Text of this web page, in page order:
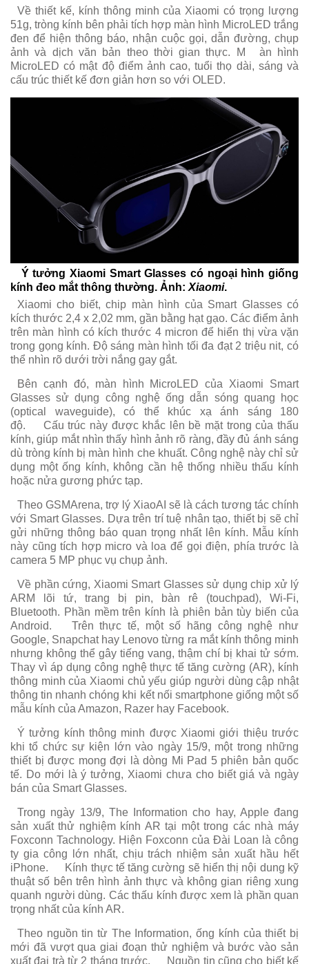
Về thiết kế, kính thông minh của Xiaomi có trọng lượng
51g, tròng kính bên phải tích hợp màn hình MicroLED trắng
đen để hiện thông báo, nhận cuộc gọi, dẫn đường, chụp
ảnh và dịch văn bản theo thời gian thực. M
àn hình
MicroLED có mật độ điểm ảnh cao, tuổi thọ dài, sáng và
cấu trúc thiết kế đơn giản hơn so với OLED.
Ý tưởng Xiaomi Smart Glasses có ngoại hình giống
kính đeo mắt thông thường. Ảnh: Xiaomi.
Xiaomi cho biết, chip màn hình của Smart Glasses có
kích thước 2,4 x 2,02 mm, gần bằng hạt gạo. Các điểm ảnh
trên màn hình có kích thước 4 micron để hiển thị vừa vặn
trong gọng kính. Độ sáng màn hình tối đa đạt 2 triệu nit, có
thể nhìn rõ dưới trời nắng gay gắt.
Bên cạnh đó, màn hình MicroLED của Xiaomi Smart
Glasses sử dụng công nghệ ống dẫn sóng quang học
(optical waveguide), có thể khúc xạ ánh sáng 180
độ.
Cấu trúc này được khắc lên bề mặt trong của thấu
kính, giúp mắt nhìn thấy hình ảnh rõ ràng, đầy đủ ánh sáng
dù tròng kính bị màn hình che khuất. Công nghệ này chỉ sử
dụng một ống kính, không cần hệ thống nhiều thấu kính
hoặc nửa gương phức tạp.
Theo GSMArena, trợ lý XiaoAI sẽ là cách tương tác chính
với Smart Glasses. Dựa trên trí tuệ nhân tạo, thiết bị sẽ chỉ
gửi những thông báo quan trọng nhất lên kính. Mẫu kính
này cũng tích hợp micro và loa để gọi điện, phía trước là
camera 5 MP phục vụ chụp ảnh.
Về phần cứng, Xiaomi Smart Glasses sử dụng chip xử lý
ARM lõi tứ, trang bị pin, bàn rê (touchpad), Wi-Fi,
Bluetooth. Phần mềm trên kính là phiên bản tùy biến của
Android.
Trên thực tế, một số hãng công nghệ như
Google, Snapchat hay Lenovo từng ra mắt kính thông minh
nhưng không thể gây tiếng vang, thậm chí bị khai tử sớm.
Thay vì áp dụng công nghệ thực tế tăng cường (AR), kính
thông minh của Xiaomi chủ yếu giúp người dùng cập nhật
thông tin nhanh chóng khi kết nối smartphone giống một số
mẫu kính của Amazon, Razer hay Facebook.
Ý tưởng kính thông minh được Xiaomi giới thiệu trước
khi tổ chức sự kiện lớn vào ngày 15/9, một trong những
thiết bị được mong đợi là dòng Mi Pad 5 phiên bản quốc
tế. Do mới là ý tưởng, Xiaomi chưa cho biết giá và ngày
bán của Smart Glasses.
Trong ngày 13/9, The Information cho hay, Apple đang
sản xuất thử nghiệm kính AR tại một trong các nhà máy
Foxconn Tachnology. Hiện Foxconn của Đài Loan là công
ty gia công lớn nhất, chịu trách nhiệm sản xuất hầu hết
iPhone.
Kính thực tế tăng cường sẽ hiển thị nội dung kỹ
thuật số bên trên hình ảnh thực và không gian riêng xung
quanh người dùng. Các thấu kính được xem là phần quan
trọng nhất của kính AR.
Theo nguồn tin từ The Information, ống kính của thiết bị
mới đã vượt qua giai đoạn thử nghiệm và bước vào sản
xuất đại trà từ 2 tháng trước.
Nguồn tin cũng cho biết kế